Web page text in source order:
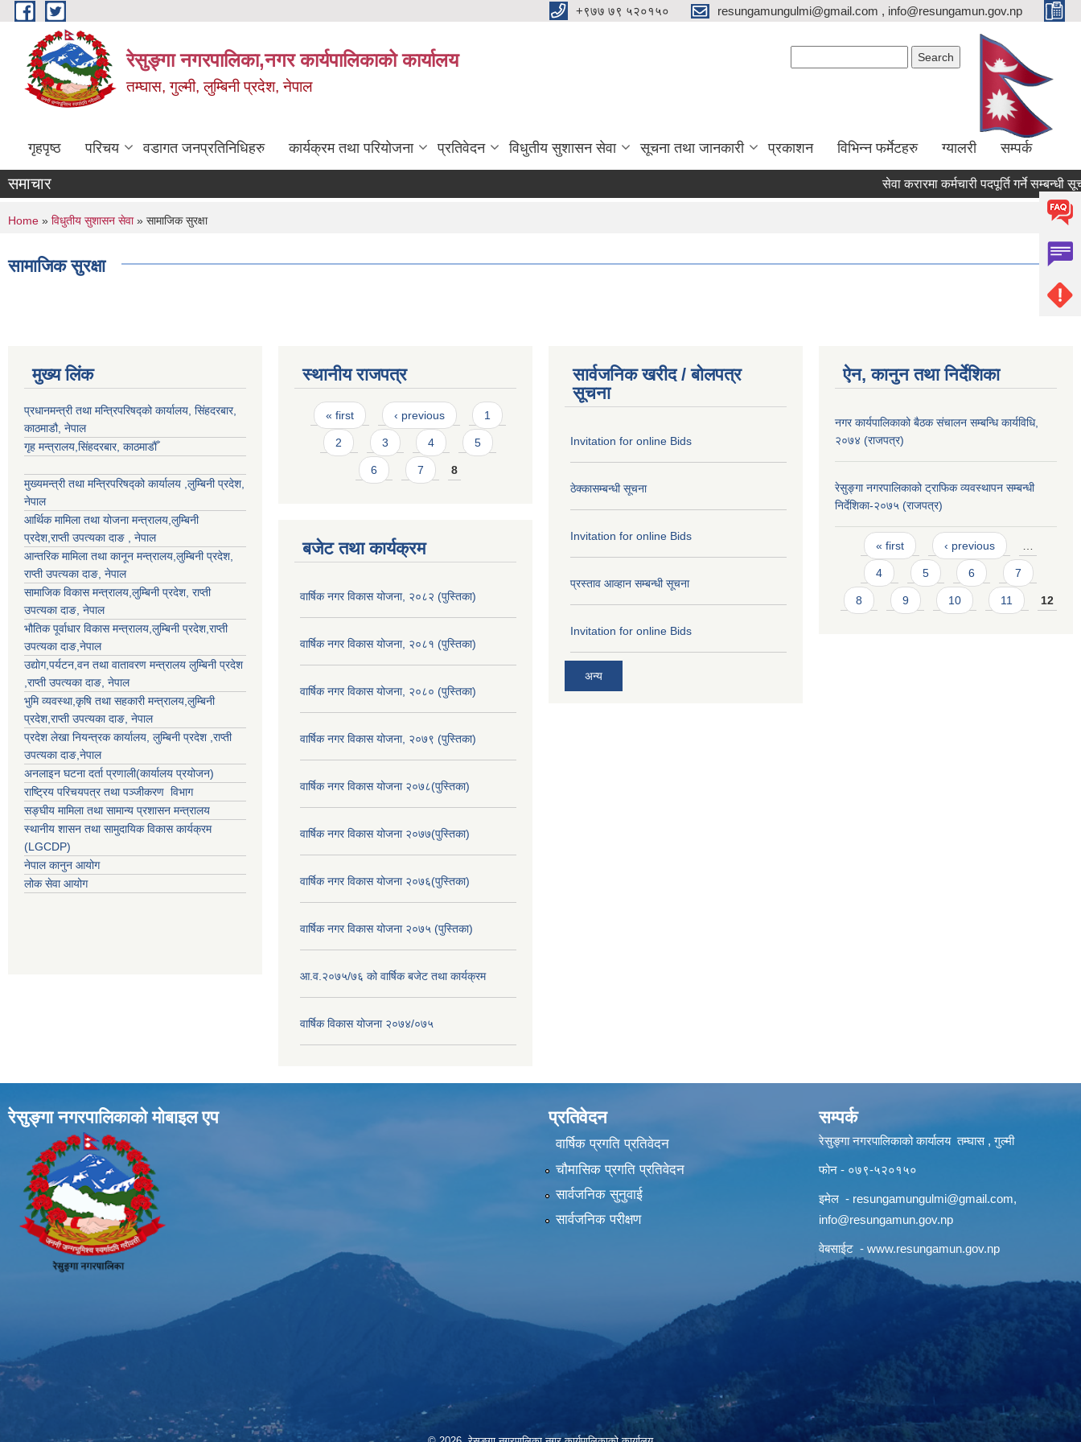
Skip to main content +९७७ ७९ ५२०१५० resungamungulmi@gmail.com , info@resungamun.gov.np
रेसुङ्गा नगरपालिका,नगर कार्यपालिकाको कार्यालय
तम्घास, गुल्मी, लुम्बिनी प्रदेश, नेपाल
गृहपृष्ठ परिचय वडागत जनप्रतिनिधिहरु कार्यक्रम तथा परियोजना प्रतिवेदन विधुतीय सुशासन सेवा सूचना तथा जानकारी प्रकाशन विभिन्न फर्मेटहरु ग्यालरी सम्पर्क
समाचार सेवा करारमा कर्मचारी पदपूर्ति गर्ने सम्बन्धी
You are here
Home » विधुतीय सुशासन सेवा» सामाजिक सुरक्षा
सामाजिक सुरक्षा
मुख्य लिंक
प्रधानमन्त्री तथा मन्त्रिपरिषद्को कार्यालय, सिंहदरबार,
काठमाडौ, नेपाल
गृह मन्त्रालय,सिंहदरबार, काठमाडौँ
मुख्यमन्त्री तथा मन्त्रिपरिषद्को कार्यालय ,लुम्बिनी प्रदेश,
नेपाल
आर्थिक मामिला तथा योजना मन्त्रालय, लुम्बिनी
प्रदेश ,राप्ती उपत्यका दाङ , नेपाल
आन्तरिक मामिला तथा कानून मन्त्रालय, लुम्बिनी प्रदेश
राप्ती उपत्यका दाङ , नेपाल
सामाजिक विकास मन्त्रालय, लुम्बिनी प्रदेश राप्ती
उपत्यका दाङ , नेपाल
भौतिक पूर्वाधार विकास मन्त्रालय, लुम्बिनी प्रदेश राप्ती
उपत्यका दाङ ,नेपाल
उद्याेग,पर्यटन,वन तथा वातावरण मन्त्रालय लुम्बिनी प्रदेश
राप्ती उपत्यका दाङ , नेपाल
भुमि व्यवस्था,कृषि तथा सहकारी मन्त्रालय, लुम्बिनी
प्रदेश राप्ती उपत्यका दाङ , नेपाल
प्रदेश लेखा नियन्त्रक कार्यालय, लुम्बिनी प्रदेश राप्ती
उपत्यका दाङ ,नेपाल
अनलाइन घटना दर्ता प्रणाली(कार्यालय प्रयोजन)
राष्ट्रिय परिचयपत्र तथा पञ्जीकरण विभाग
सङ्घीय मामिला तथा सामान्य प्रशासन मन्त्रालय
स्थानीय शासन तथा सामुदायिक विकास कार्यक्रम
(LGCDP)
नेपाल कानुन आयोग
लोक सेवा आयोग
स्थानीय राजपत्र
Pages
« first ‹ previous 1
2 3 4 5
6 7 8
बजेट तथा कार्यक्रम
वार्षिक नगर विकास योजना, २०८२ (पुस्तिका)
वार्षिक नगर विकास योजना, २०८१ (पुस्तिका)
वार्षिक नगर विकास योजना, २०८० (पुस्तिका)
वार्षिक नगर विकास योजना, २०७९ (पुस्तिका)
वार्षिक नगर विकास योजना २०७८(पुस्तिका)
वार्षिक नगर विकास योजना २०७७(पुस्तिका)
वार्षिक नगर विकास योजना २०७६(पुस्तिका)
वार्षिक नगर विकास योजना २०७५ (पुस्तिका)
आ.व.२०७५/७६ को वार्षिक बजेट तथा कार्यक्रम
वार्षिक विकास योजना २०७४/०७५
सार्वजनिक खरीद / बोलपत्र
सूचना
Invitation for online Bids
ठेक्कासम्बन्धी सूचना
Invitation for online Bids
प्रस्ताव आव्हान सम्बन्धी सूचना
Invitation for online Bids
अन्य
ऐन, कानुन तथा निर्देशिका
नगर कार्यपालिकाको बैठक संचालन सम्बन्धि कार्यविधि,
२०७४ (राजपत्र)
रेसुङ्गा नगरपालिकाको ट्राफिक व्यवस्थापन सम्बन्धी
निर्देशिका-२०७५ (राजपत्र)
Pages
« first ‹ previous
4 5 6 7
8 9 10 11 12
रेसुङ्गा नगरपालिकाकाे माेबाइल एप प्रतिवेदन
वार्षिक प्रगति प्रतिवेदन
चौमासिक प्रगति प्रतिवेदन
सार्वजनिक सुनुवाई
सार्वजनिक परीक्षण
सम्पर्क
रेसुङ्गा नगरपालिकाको कार्यालय तम्घास , गुल्मी
फोन - ०७९-५२०१५०
इमेल - resungamungulmi@gmail.com,
info@resungamun.gov.np
वेबसाईट - www.resungamun.gov.np